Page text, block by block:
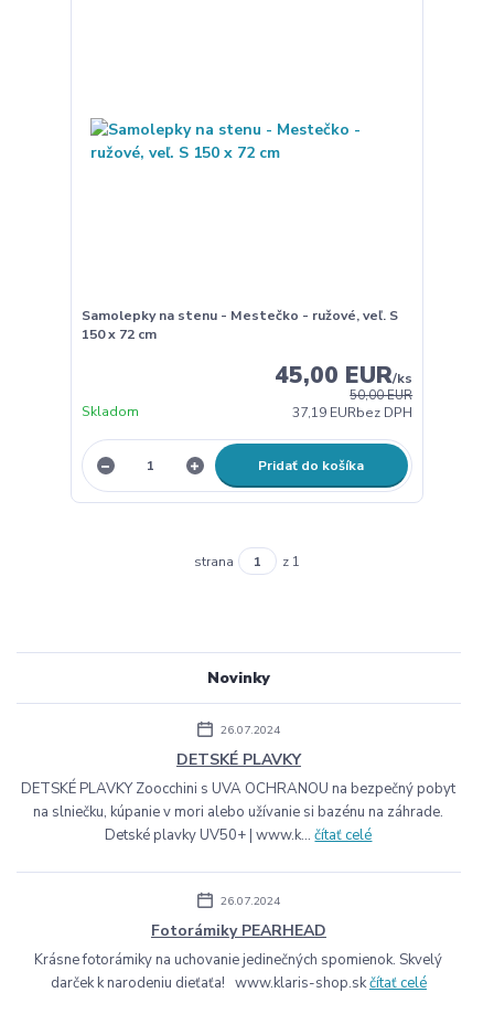
Samolepky na stenu - Mestečko - ružové, veľ. S
150 x 72 cm
50,00 EUR
45,00 EUR/ks
37,19 EURbez DPH
Skladom
Pridať do košíka
strana z 1
Novinky
26.07.2024
DETSKÉ PLAVKY
DETSKÉ PLAVKY Zoocchini s UVA OCHRANOU na bezpečný pobyt
na slniečku, kúpanie v mori alebo užívanie si bazénu na záhrade.
Detské plavky UV50+ | www.k...čítať celé
26.07.2024
Fotorámiky PEARHEAD
Krásne fotorámiky na uchovanie jedinečných spomienok. Skvelý
darček k narodeniu dieťaťa! www.klaris-shop.skčítať celé